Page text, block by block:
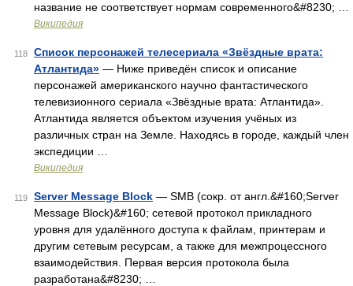
название не соответствует нормам современного&#8230; …
Википедия
118
Список персонажей телесериала «Звёздные врата:
Атлантида» — Ниже приведён список и описание
персонажей американского научно фантастического
телевизионного сериала «Звёздные врата: Атлантида».
Атлантида является объектом изучения учёных из
различных стран на Земле. Находясь в городе, каждый член
экспедиции …
Википедия
119 Server Message Block — SMB (сокр. от англ.&#160;Server
Message Block)&#160; сетевой протокол прикладного
уровня для удалённого доступа к файлам, принтерам и
другим сетевым ресурсам, а также для межпроцессного
взаимодействия. Первая версия протокола была
разработана&#8230; …